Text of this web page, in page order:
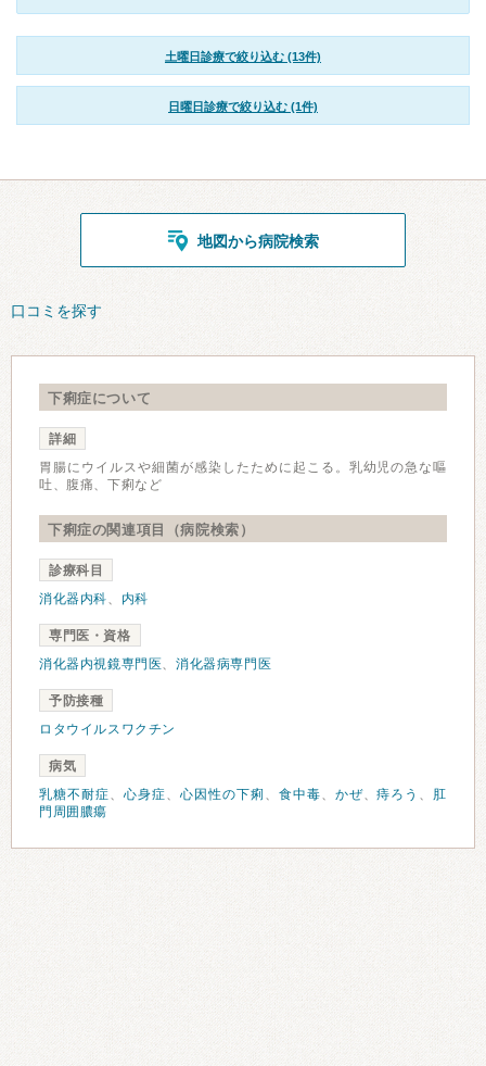
土曜日診療で絞り込む (13件)
日曜日診療で絞り込む (1件)
地図から病院検索
口コミを探す
下痢症について
詳細
胃腸にウイルスや細菌が感染したために起こる。乳幼児の急な嘔
吐、腹痛、下痢など
下痢症の関連項目（病院検索）
診療科目
消化器内科、 内科
専門医・資格
消化器内視鏡専門医、消化器病専門医
予防接種
ロタウイルスワクチン
病気
乳糖不耐症、 心身症、 心因性の下痢 、 食中毒、 かぜ、痔ろう 、 肛
門周囲膿瘍